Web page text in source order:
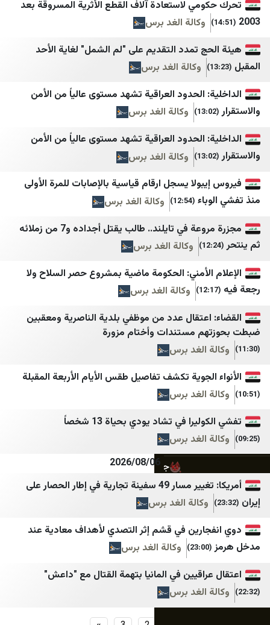
آفتاب نیوز
اتاق اصناف تهران
اخبار فوری / مهم 🔖
اعتماد آنلاین
اقتصاد آنلاین
انتخاب
ایبنا
ایران اکونا
ایسکانیوز
ایمنا خبرگزاری شهری
باشگاه خبرنگاران جوان
برنا
بلومبرگ فارسی
بین المللی اهل بیت (ع)
خبرگزاری ایکنا
پانا
پایگاه اطلاع رسانی مهرصبا
تابناک
تقريب
تیتربرتر
جمهور
وكالة الصحافة اليمنية
عدن الحدث
سما عدن الإخبارية
حضرموت21
الأمناء نت
المشهد العربي
درع الجنوب
يافع نيوز
قناة فلسطين اليوم
بانيت
شبكة اجيال
لاستعادة آلاف القطع الأثرية المسروقة بعد
وكالة الغد برس
تمدد التقديم على "لم الشمل" لغاية الأحد
وكالة الغد برس
الحدود العراقية تشهد مستوى عالياً من الأمن
وكالة الغد برس
الحدود العراقية تشهد مستوى عالياً من الأمن
وكالة الغد برس
يسجل ارقام قياسية بالإصابات للمرة الأولى
(12:54)
وكالة الغد برس
مجزرة مروعة في تايلند.. طالب يقتل أجداده و7 من زملائه
وكالة الغد برس
الأمني: الحكومة ماضية بمشروع حصر السلاح ولا
وكالة الغد برس
عدد من موظفي بلدية الناصرية ومعقبين
مستندات وأختام مزورة
الغد برس
الجوية تكشف تفاصيل طقس الأيام الأربعة المقبلة
الغد برس
في تشاد يودي بحياة 13 شخصاً
الغد برس
2026/08/06
أمريكا: تغيير مسار 49 سفينة تجارية في إطار الحصار على
وكالة الغد برس
في قشم إثر التصدي لأهداف معادية عند
وكالة الغد برس
في المانيا بتهمة القتال مع "داعش"
الغد برس